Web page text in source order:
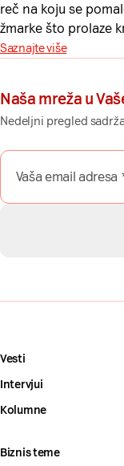
reč na koju se
žmarke što prolaze
Saznajte više
Naša mreža u
Nedeljni pregled
Vesti
Intervjui
Kolumne
Biznis teme